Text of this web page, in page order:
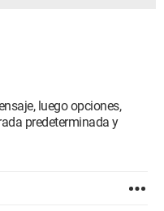
luego opciones,
predeterminada y